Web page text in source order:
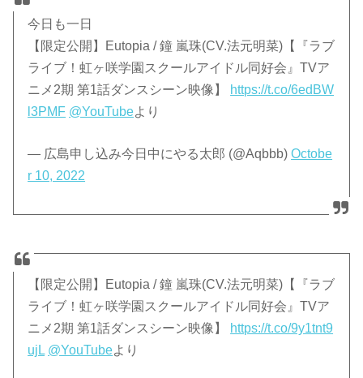
今日も一日
【限定公開】Eutopia / 鐘 嵐珠(CV.法元明菜)【『ラブ
ライブ！虹ヶ咲学園スクールアイドル同好会』TVア
ニメ2期 第1話ダンスシーン映像】
https://t.co/6edBW
l3PMF @YouTubeより
— 広島申し込み今日中にやる太郎 (@Aqbbb)Octobe
r 10, 2022
【限定公開】Eutopia / 鐘 嵐珠(CV.法元明菜)【『ラブ
ライブ！虹ヶ咲学園スクールアイドル同好会』TVア
ニメ2期 第1話ダンスシーン映像】
https://t.co/9y1tnt9
ujL @YouTubeより